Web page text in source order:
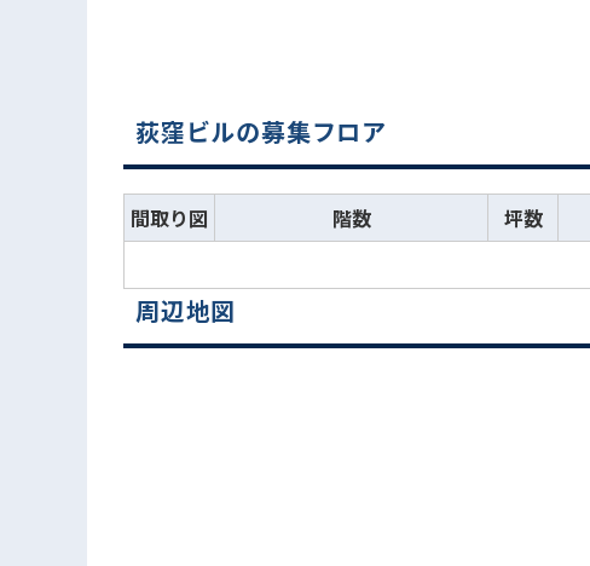
荻窪ビルの募集フロア
間取り図 階数 坪数
周辺地図